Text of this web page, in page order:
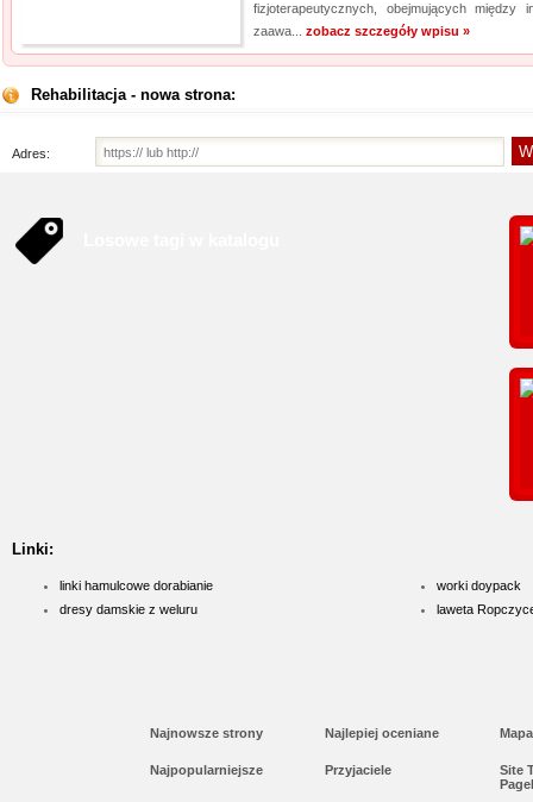
fizjoterapeutycznych, obejmujących między
zaawa... zobacz szczegóły wpisu »
Rehabilitacja - nowa strona:
Adres:
Linki:
linki hamulcowe dorabianie
dresy damskie z weluru
worki doypack
laweta
Najnowsze strony Najlepiej oceniane
Najpopularniejsze Przyjaciele
Site